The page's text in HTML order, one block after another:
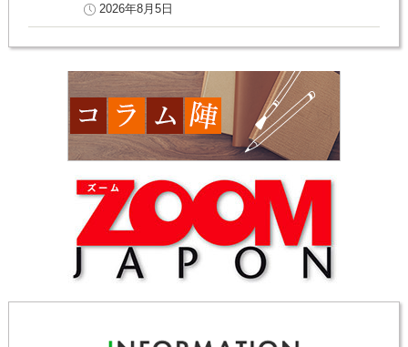
2026年8月5日